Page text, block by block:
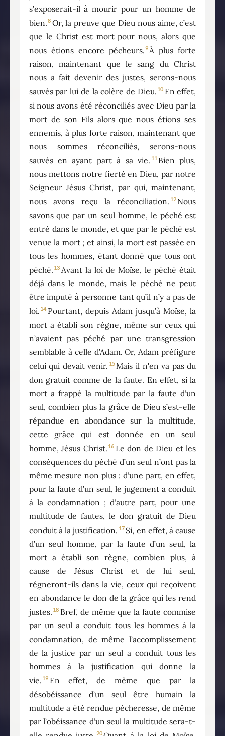
s’exposerait-il à mourir pour un homme de
bien.8 Or, la preuve que Dieu nous aime, c’est
que le Christ est mort pour nous, alors que
nous étions encore pécheurs.9À plus forte
raison, maintenant que le sang du Christ
nous a fait devenir des justes, serons-nous
sauvés par lui de la colère de Dieu. 10 En effet,
si nous avons été réconciliés avec Dieu par la
mort de son Fils alors que nous étions ses
ennemis, à plus forte raison, maintenant que
nous sommes réconciliés, serons-nous
sauvés en ayant part à sa vie. 11 Bien plus,
nous mettons notre fierté en Dieu, par notre
Seigneur Jésus Christ, par qui, maintenant,
nous avons reçu la réconciliation. 12 Nous
savons que par un seul homme, le péché est
entré dans le monde, et que par le péché est
venue la mort ; et ainsi, la mort est passée en
tous les hommes, étant donné que tous ont
péché. 13 Avant la loi de Moïse, le péché était
déjà dans le monde, mais le péché ne peut
être imputé à personne tant qu’il n’y a pas de
loi. 14 Pourtant, depuis Adam jusqu’à Moïse, la
mort a établi son règne, même sur ceux qui
n’avaient pas péché par une transgression
semblable à celle d’Adam. Or, Adam préfigure
celui qui devait venir. 15Mais il n'en va pas du
don gratuit comme de la faute. En effet, si la
mort a frappé la multitude par la faute d’un
seul, combien plus la grâce de Dieu s’est-elle
répandue en abondance sur la multitude,
cette grâce qui est donnée en un seul
homme, Jésus Christ. 16 Le don de Dieu et les
conséquences du péché d’un seul n’ont pas la
même mesure non plus : d’une part, en effet,
pour la faute d’un seul, le jugement a conduit
à la condamnation ; d’autre part, pour une
multitude de fautes, le don gratuit de Dieu
conduit à la justification. 17 Si, en effet, à cause
d’un seul homme, par la faute d’un seul, la
mort a établi son règne, combien plus, à
cause de Jésus Christ et de lui seul,
régneront-ils dans la vie, ceux qui reçoivent
en abondance le don de la grâce qui les rend
justes. 18 Bref, de même que la faute commise
par un seul a conduit tous les hommes à la
condamnation, de même l’accomplissement
de la justice par un seul a conduit tous les
hommes à la justification qui donne la
vie. 19 En effet, de même que par la
désobéissance d’un seul être humain la
multitude a été rendue pécheresse, de même
par l’obéissance d’un seul la multitude sera-t-
20